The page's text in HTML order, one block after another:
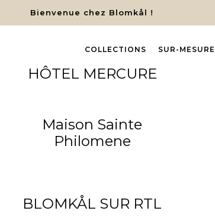
Bienvenue chez Blomkål !
COLLECTIONS SUR-MESURE
HÔTEL MERCURE
Maison Sainte
Philomene
BLOMKÅL SUR RTL